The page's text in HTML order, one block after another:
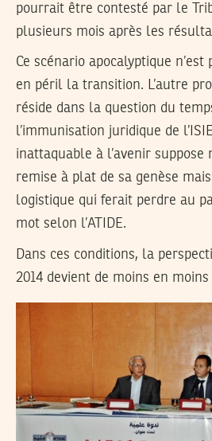
pourrait être contesté par le
plusieurs mois après les
Ce scénario apocalyptique
en péril la transition. L’autre
réside dans la question du
l’immunisation juridique de
inattaquable à l’avenir
remise à plat de sa genèse
logistique qui ferait perdre au
mot selon l’ATIDE.
Dans ces conditions, la
2014 devient de moins en